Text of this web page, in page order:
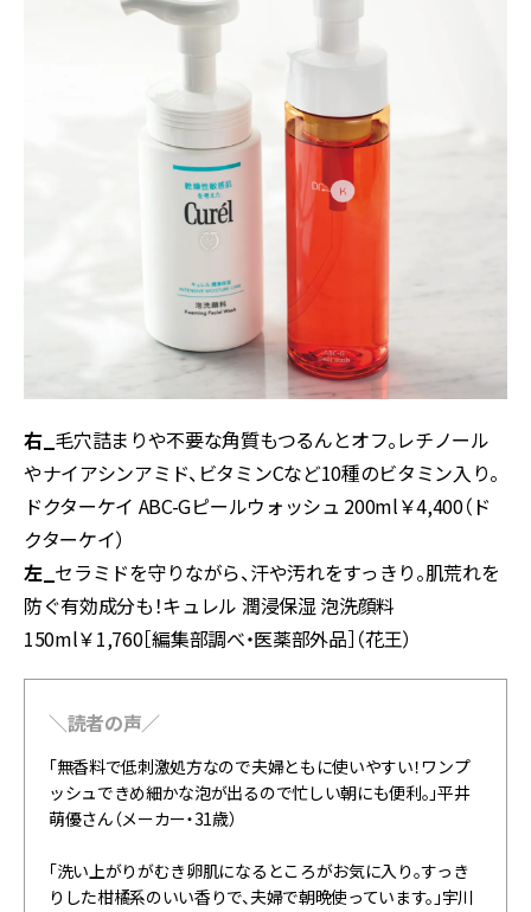
右_ 毛穴詰まりや不要な角質もつるんとオフ。レチノール
やナイアシンアミド、ビタミンCなど10種のビタミン入り。
ドクターケイ ABC-Gピールウォッシュ 200ml￥4,400（ド
クターケイ）
左_ セラミドを守りながら、汗や汚れをすっきり。肌荒れを
防ぐ有効成分も！キュレル 潤浸保湿 泡洗顔料
150ml￥1,760［編集部調べ・医薬部外品］（花王）
＼読者の声／
「無香料で低刺激処方なので夫婦ともに使いやすい！ワンプ
ッシュできめ細かな泡が出るので忙しい朝にも便利。」平井
萌優さん（メーカー・31歳）
「洗い上がりがむき卵肌になるところがお気に入り。すっき
りした柑橘系のいい香りで、夫婦で朝晩使っています。」宇川